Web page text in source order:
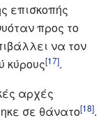
επισκοπής
προς το
να τον
κύρους[17].
αρχές
σε θάνατο[18].